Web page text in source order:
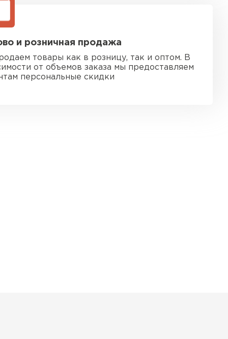
и розничная продажа
товары как в розницу, так и оптом. В
от объемов заказа мы предоставляем
персональные скидки